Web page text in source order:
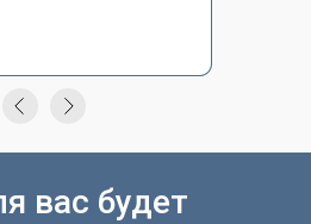
вас будет